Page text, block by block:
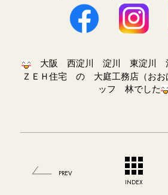
大阪 西淀川 淀川 東淀川
ＺＥＨ住宅 の 大庭工務店（おお
ッフ 林でした
PREV
INDEX